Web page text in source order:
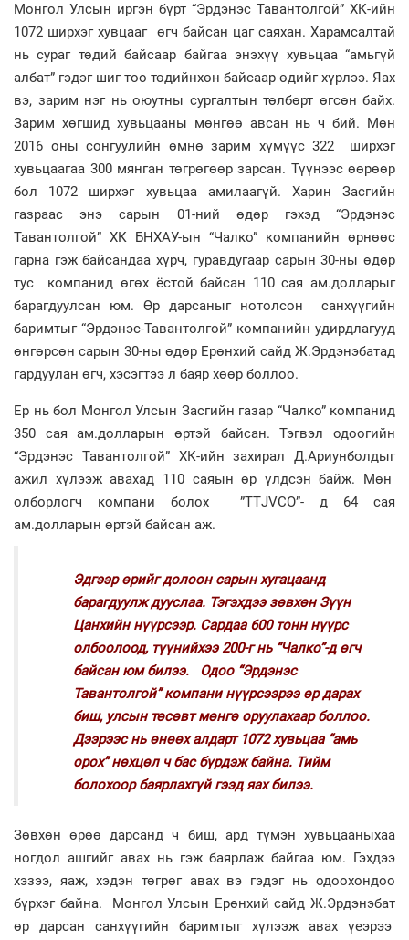
Монгол Улсын иргэн бүрт “Эрдэнэс Тавантолгой” ХК-ийн
1072 ширхэг хувцааг өгч байсан цаг саяхан. Харамсалтай
нь сураг төдий байсаар байгаа энэхүү хувьцаа “амьгүй
албат” гэдэг шиг тоо төдийнхөн байсаар өдийг хүрлээ. Яах
вэ, зарим нэг нь оюутны сургалтын төлбөрт өгсөн байх.
Зарим хөгшид хувьцааны мөнгөө авсан нь ч бий. Мөн
2016 оны сонгуулийн өмнө зарим хүмүүс 322 ширхэг
хувьцаагаа 300 мянган төгрөгөөр зарсан. Түү­нээс өөрөөр
бол 1072 ширхэг ху­вьцаа амилаагүй. Харин Зас­гийн
газраас энэ сарын 01-ний өдөр гэхэд “Эрдэнэс
Тавантолгой” ХК БНХАУ-ын “Чалко” компанийн өрнөөс
гарна гэж байсандаа хүрч, гуравдугаар сарын 30-ны өдөр
тус компанид өгөх ёстой байсан 110 сая ам.долларыг
барагдуулсан юм. Өр дарсаныг нотолсон санхүүгийн
баримтыг “Эрдэнэс-Тавантолгой” компа­нийн удирдлагууд
өнгөрсөн сарын 30-ны өдөр Ерөнхий сайд Ж.Эрдэнэбатад
гардуулан өгч, хэсэгтээ л баяр хөөр боллоо.
Ер нь бол Монгол Улсын Засгийн газар “Чалко” компанид
350 сая ам.долларын өртэй байсан. Тэгвэл одоогийн
“Эрдэнэс Тавантолгой” ХК-ийн захирал Д.Ариунболдыг
ажил хүлээж авахад 110 саяын өр үлдсэн байж. Мөн
олборлогч компани болох ”ТТJVCO”- д 64 сая
ам.долларын өртэй байсан аж.
Эдгээр өрийг долоон сарын хугацаанд
барагдуулж дууслаа. Тэгэхдээ зөвхөн Зүүн
Цанхийн нүүрсээр. Сардаа 600 тонн нүүрс
олбоолоод, түүнийхээ 200-г нь “Чалко”-д өгч
байсан юм билээ. Одоо “Эрдэнэс
Тавантолгой” компани нүүрсээрээ өр дарах
биш, улсын төсөвт мөнгө оруулахаар боллоо.
Дээрээс нь өнөөх алдарт 1072 хувьцаа “амь
орох” нөхцөл ч бас бүрдэж байна. Тийм
болохоор баярлахгүй гээд яах билээ.
Зөвхөн өрөө дарсанд ч биш, ард түмэн хувьцааныхаа
ногдол ашгийг авах нь гэж баярлаж байгаа юм. Гэхдээ
хэзээ, яаж, хэдэн төгрөг авах вэ гэдэг нь одоохондоо
бүрхэг байна. Монгол Улсын Ерөнхий сайд Ж.Эрдэнэбат
өр дарсан санхүүгийн баримтыг хүлээж авах үеэрээ